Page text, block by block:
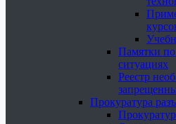
Памятки
ситуациях
Реестр
Прокуратура